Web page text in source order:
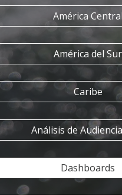
América Central
América del Sur
Caribe
Análisis de
Dashboards